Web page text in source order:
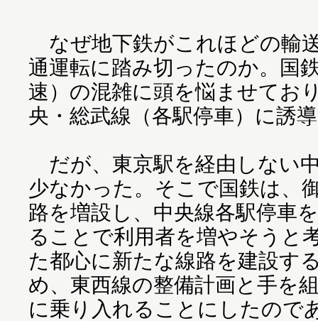
なぜ地下鉄がこれほどの輸
通運転に踏み切ったのか。国
速）の混雑に頭を悩ませてお
央・総武線（各駅停車）に誘
だが、東京駅を経由しない
少なかった。そこで国鉄は、
路を増設し、中央線各駅停車
ることで利用者を増やそうと
た都心に新たな線路を建設す
め、東西線の整備計画と手を
に乗り入れることにしたので